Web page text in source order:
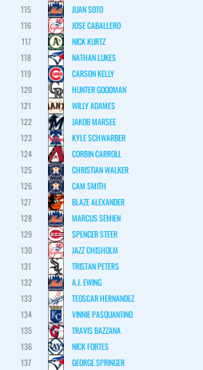
115
JUAN SOTO
116
JOSE CABALLERO
117
NICK KURTZ
118
NATHAN LUKES
119
CARSON KELLY
120
HUNTER GOODMAN
121
WILLY ADAMES
122
JAKOB MARSEE
123
KYLE SCHWARBER
124
CORBIN CARROLL
125
CHRISTIAN WALKER
126
CAM SMITH
127
BLAZE ALEXANDER
128
MARCUS SEMIEN
129
SPENCER STEER
130
JAZZ CHISHOLM
131
TRISTAN PETERS
132
A.J. EWING
133
TEOSCAR HERNANDEZ
134
VINNIE PASQUANTINO
135
TRAVIS BAZZANA
136
NICK FORTES
137
GEORGE SPRINGER